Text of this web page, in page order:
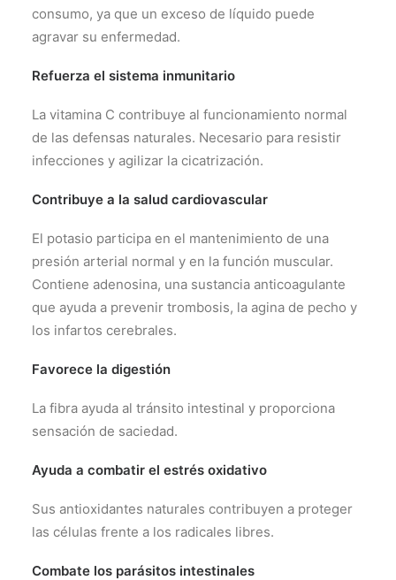
consumo, ya que un exceso de líquido puede
agravar su enfermedad.
Refuerza el sistema inmunitario
La vitamina C contribuye al funcionamiento normal
de las defensas naturales. Necesario para resistir
infecciones y agilizar la cicatrización.
Contribuye a la salud cardiovascular
El potasio participa en el mantenimiento de una
presión arterial normal y en la función muscular.
Contiene adenosina, una sustancia anticoagulante
que ayuda a prevenir trombosis, la agina de pecho y
los infartos cerebrales.
Favorece la digestión
La fibra ayuda al tránsito intestinal y proporciona
sensación de saciedad.
Ayuda a combatir el estrés oxidativo
Sus antioxidantes naturales contribuyen a proteger
las células frente a los radicales libres.
Combate los parásitos intestinales